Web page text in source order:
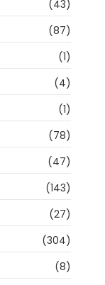
(43)
(87)
(1)
(4)
(1)
(78)
(47)
(143)
(27)
(304)
(8)